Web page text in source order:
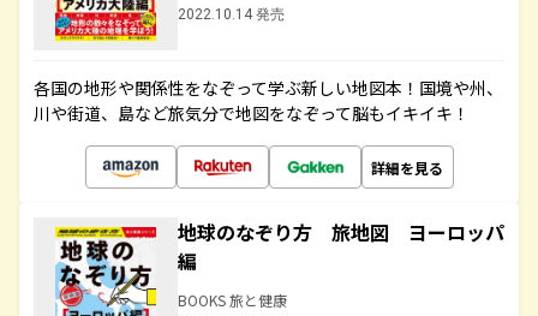
2022.10.14 発売
各国の地形や関係性をなぞって学ぶ新しい地図本！国境や州、
川や街道、島など旅気分で地図をなぞって脳もイキイキ！
詳細を見る
地球のなぞり方 旅地図 ヨーロッパ
編
BOOKS 旅と健康